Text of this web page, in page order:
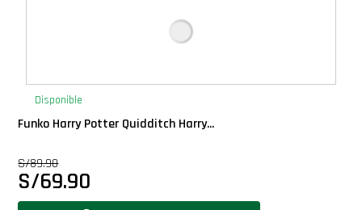
PRÓXIMAMENTE
Star Wars Oferta
Disponible
Funko Harry Potter Quidditch Harry...
S/89.90
S/69.90